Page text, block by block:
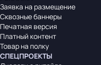
Заявка на размещение
Сквозные баннеры
Печатная версия
Платный контент
Товар на полку
СПЕЦПРОЕКТЫ